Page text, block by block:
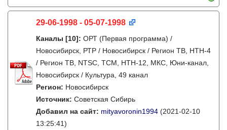
29-06-1998 - 05-07-1998
Каналы [10]: ОРТ (Первая программа) /
Новосибирск, РТР / Новосибирск / Регион ТВ, НТН-4
/ Регион ТВ, NTSC, ТСМ, НТН-12, МКС, Юни-канал,
Новосибирск / Культура, 49 канал
Регион: Новосибирск
Источник: Советская Сибирь
Добавил на сайт: mityavoronin1994 (2021-02-10
13:25:41)